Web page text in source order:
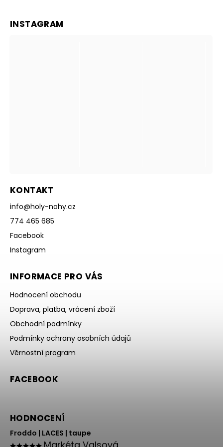
KONTAKT
info@holy-nohy.cz
774 465 685
Facebook
Instagram
INFORMACE PRO VÁS
Hodnocení obchodu
Doprava, platba, vrácení zboží
Obchodní podmínky
Podmínky ochrany osobních údajů
Věrnostní program
FACEBOOK
INSTAGRAM
HODNOCENÍ
Froddo | LACES | taupe